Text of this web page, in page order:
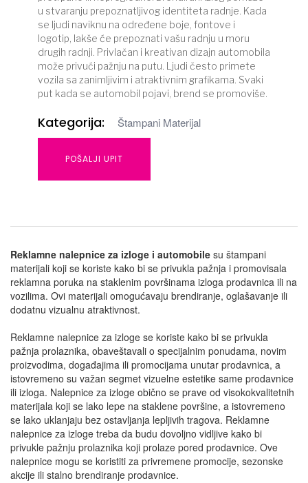
u stvaranju prepoznatljivog identiteta radnje. Kada
se ljudi naviknu na određene boje, fontove i
logotip, lakše će prepoznati vašu radnju u moru
drugih radnji. Privlačan i kreativan dizajn automobila
može privući pažnju na putu. Ljudi često primete
vozila sa zanimljivim i atraktivnim grafikama. Svaki
put kada se automobil pojavi, brend se promoviše.
Kategorija: Štampani Materijal
POŠALJI UPIT
Reklamne nalepnice za izloge i automobile su štampani
materijali koji se koriste kako bi se privukla pažnja i promovisala
reklamna poruka na staklenim površinama izloga prodavnica ili na
vozilima. Ovi materijali omogućavaju brendiranje, oglašavanje ili
dodatnu vizualnu atraktivnost.
Reklamne nalepnice za izloge se koriste kako bi se privukla
pažnja prolaznika, obaveštavali o specijalnim ponudama, novim
proizvodima, događajima ili promocijama unutar prodavnica, a
istovremeno su važan segmet vizuelne estetike same prodavnice
ili izloga. Nalepnice za izloge obično se prave od visokokvalitetnih
materijala koji se lako lepe na staklene površine, a istovremeno
se lako uklanjaju bez ostavljanja lepljivih tragova. Reklamne
nalepnice za izloge treba da budu dovoljno vidljive kako bi
privukle pažnju prolaznika koji prolaze pored prodavnice. Ove
nalepnice mogu se koristiti za privremene promocije, sezonske
akcije ili stalno brendiranje prodavnice.